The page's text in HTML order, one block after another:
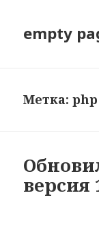
empty
Метка: php
версия